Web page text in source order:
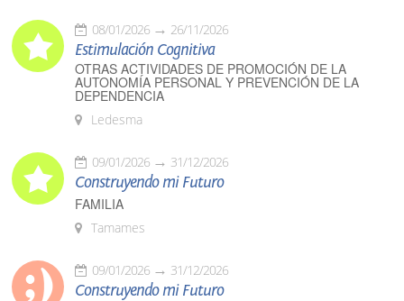
08/01/2026 26/11/2026
Estimulación Cognitiva
OTRAS ACTIVIDADES DE PROMOCIÓN DE LA
AUTONOMÍA PERSONAL Y PREVENCIÓN DE LA
DEPENDENCIA
Ledesma
09/01/2026 31/12/2026
Construyendo mi Futuro
FAMILIA
Tamames
09/01/2026 31/12/2026
Construyendo mi Futuro